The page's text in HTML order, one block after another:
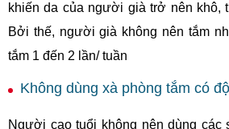
khiến da của người già trở nên khô,
Bởi thế, người già không nên tắm
tắm 1 đến 2 lần/ tuần
Không dùng xà phòng tắm có
Người cao tuổi không nên dùng các